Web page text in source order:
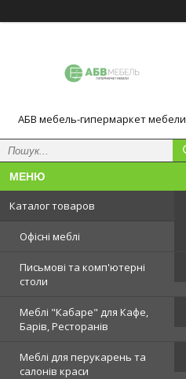
АБВ мебель-гипермаркет мебели
Каталог товаров
Офісні меблі
Письмові та комп'ютерні
столи
Меблі "Кабаре" для Кафе,
Барів, Ресторанів
Меблі для перукарень та
салонів краси